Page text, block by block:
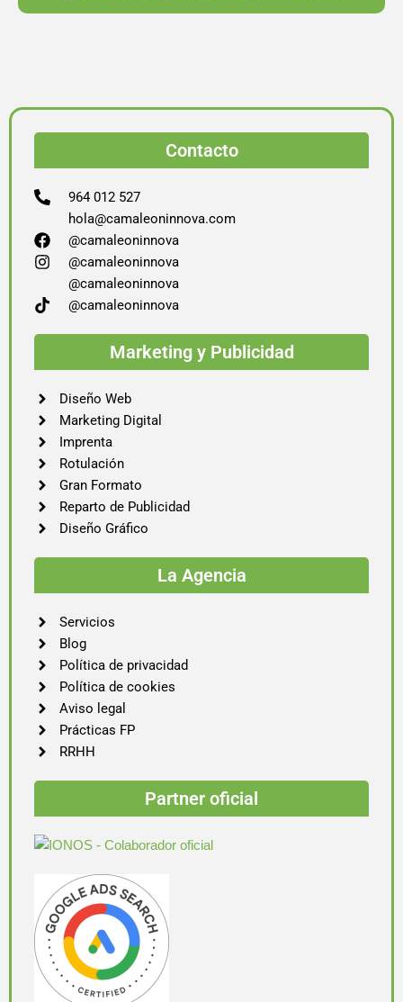
Contacto
964 012 527
hola@camaleoninnova.com
@camaleoninnova
@camaleoninnova
@camaleoninnova
@camaleoninnova
Marketing y Publicidad
Diseño Web
Marketing Digital
Imprenta
Rotulación
Gran Formato
Reparto de Publicidad
Diseño Gráfico
La Agencia
Servicios
Blog
Política de privacidad
Política de cookies
Aviso legal
Prácticas FP
RRHH
Partner oficial